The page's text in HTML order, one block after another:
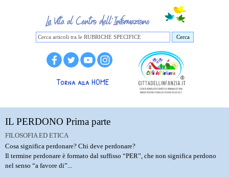
Cerca
Torna alla HOME
IL PERDONO Prima parte
FILOSOFIA ED ETICA
Cosa significa perdonare? Chi deve perdonare?
Il termine perdonare è formato dal suffisso “PER”, che non significa perdono
nel senso “a favore di”...